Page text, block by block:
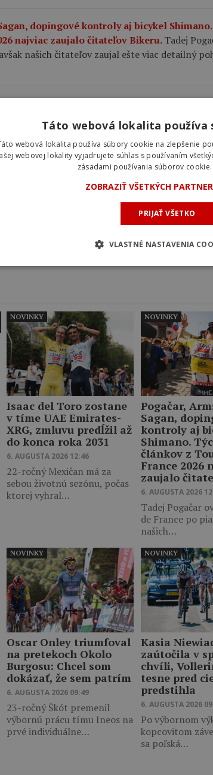
dopingové kontroly aj bicykel
najviac zaujalo čitateľov Bikeru.Tadej
našich čitateľov zaujal ešte viac detailný
v plášťoch na cestnom bicykli a ako nájsť
aj odolnosť voči defektom.
na pretekoch Okolo Burgosu: Chcel som
ktorý nemohol štartovať na Tour de France.
Zobraziť viac
Isaac del Toro zostane
v tíme UAE Emirates-
XRG, zmluvu predĺžil až
do konca roka 2031
6. AUGUSTA 2026 12:46
22-ročný Mexičan má za
sebou životnú sezónu, počas
ktorej vyhral…
NOVINKY
Pogačar,
Sagan,
kontroly aj
Shimano.
článkov z
France 2026
zaujalo
6. AUGUSTA 2026
Tadej Pogačar
de France po
našich…
NOVINKY
Oscar Onley triumfoval
na pretekoch Okolo
Burgosu: Chcel som
dokázať, že sem patrím
6. AUGUSTA 2026 09:49
23-ročný Škót premenil
výbornú prácu tímu Ineos na
prvé individuálne…
NOVINKY
Kasia
zaútočila v
chvíli,
tesne pred
predstihla
6. AUGUSTA 2026
Po výbornom
kopcovitom
sa poľská…
NOVINKY
Táto webová lokalita používa
webová lokalita používa súbory cookie na zlepšenie
webovej lokality vyjadrujete súhlas s používaním
zásadami používania súborov
ZOBRAZIŤ VŠETKÝCH
PRIJAŤ VŠETKO
VLASTNÉ NASTAVENIA